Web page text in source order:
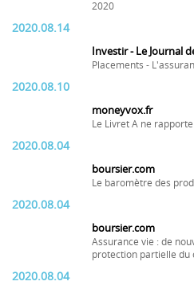
2020
2020.08.14
Investir - Le Journal
Placements -
2020.08.10
moneyvox.fr
Le Livret A ne
2020.08.04
boursier.com
Le baromètre des
2020.08.04
boursier.com
Assurance vie : de
protection partielle du
2020.08.04